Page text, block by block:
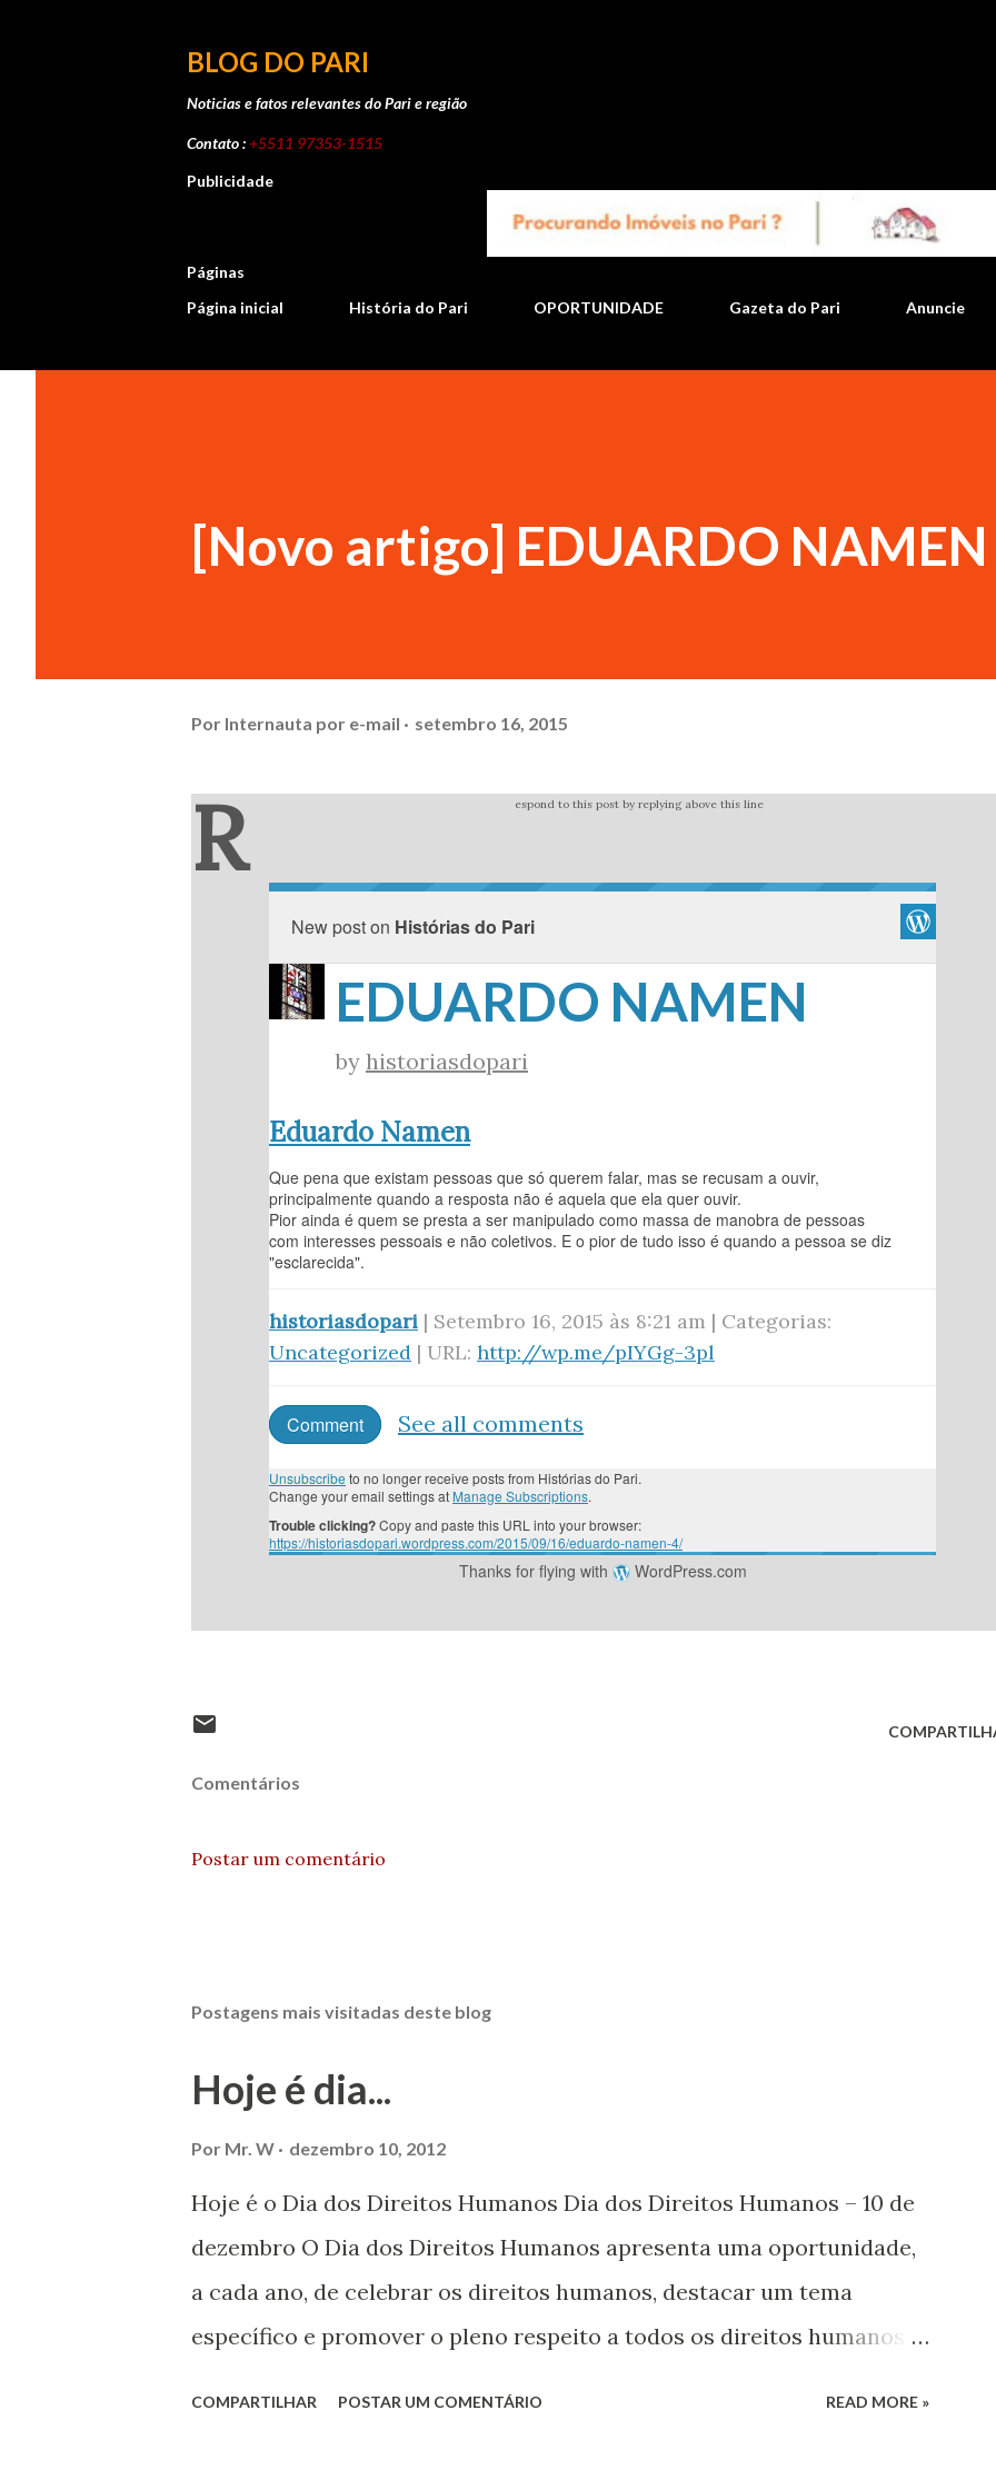
BLOG DO PARI
Noticias e fatos relevantes do Pari e região
Contato :+5511 97353-1515
Publicidade
Páginas
Página inicial
História do Pari OPORTUNIDADE Gazeta do Pari Anuncie
[Novo artigo] EDUARDO NAMEN
Por Internauta por e-mail setembro 16, 2015
R espond to this post by replying above this line
New post on Histórias do Pari
EDUARDO NAMEN
by historiasdopari
Eduardo Namen
Que pena que existam pessoas que só querem falar, mas se recusam a ouvir,
principalmente quando a resposta não é aquela que ela quer ouvir.
Pior ainda é quem se presta a ser manipulado como massa de manobra de pessoas
com interesses pessoais e não coletivos. E o pior de tudo isso é quando a pessoa se diz
"esclarecida".
historiasdopari | Setembro 16, 2015 às 8:21 am | Categorias:
Uncategorized | URL: http://wp.me/pIYGg-3pl
Comment See all comments
Unsubscribe to no longer receive posts from Histórias do Pari.
Change your email settings at Manage Subscriptions.
Trouble clicking?Copy and paste this URL into your browser:
https://historiasdopari.wordpress.com/2015/09/16/eduardo-namen-4/
Thanks for flying with WordPress.com
Comentários
Postar um comentário
Postagens mais visitadas deste blog
Hoje é dia...
Por Mr. W dezembro 10, 2012
Hoje é o Dia dos Direitos Humanos Dia dos Direitos Humanos – 10 de
dezembro O Dia dos Direitos Humanos apresenta uma oportunidade,
a cada ano, de celebrar os direitos humanos, destacar um tema
específico e promover o pleno respeito a todos os direitos humanos,
COMPARTILHAR POSTAR UM COMENTÁRIO READ MORE »